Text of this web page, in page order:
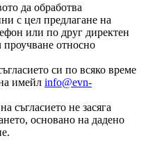
да обработва
с цел предлагане на
или по друг директен
проучване относно
си по всяко време
имейл info@evn-
съгласието не засяга
основано на дадено